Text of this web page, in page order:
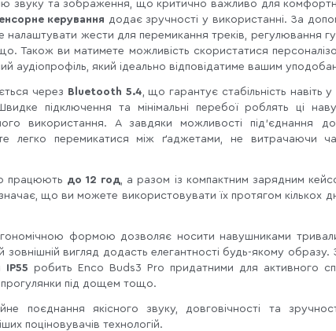
звуку та зображення, що критично важливо для
керування додає зручності у використанні. За
налаштувати жести для перемикання треків, регулювання
Також ви матимете можливість скористатися
аудіопрофіль, який ідеально відповідатиме вашим
через Bluetooth 5.4, що гарантує стабільність навіть у
підключення та мінімальні перебої роблять ці
використання. А завдяки можливості під'єднання
легко перемикатися між ґаджетами, не витрачаючи
працюють до 12 год, а разом із компактним зарядним
що ви можете використовувати їх протягом кількох
формою дозволяє носити навушниками
зовнішній вигляд додасть елегантності будь-якому образу.
IP55 робить Enco Buds3 Pro придатними для активного
під дощем тощо.
поєднання якісного звуку, довговічності та
поціновувачів технологій.